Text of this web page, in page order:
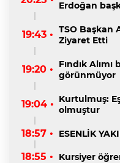
Erdoğan
19:43 • TSO Başkan
Ziyaret Etti
19:20 •
Fındık Alımı
görünmüyor
19:04 • Kurtulmuş:
olmuştur
18:57 • ESENLİK
18:55 • Kursiyer